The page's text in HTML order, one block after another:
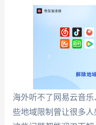
海外听不了网易云音
些地域限制曾让很多